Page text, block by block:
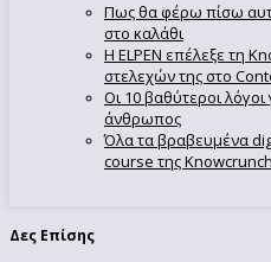
Πως θα φέρω πίσω
στο καλάθι
Η ELPEN επέλεξε τη
στελεχών της στο
Οι 10 βαθύτεροι
άνθρωπος
Όλα τα βραβευμένα
course της
Δες Επίσης